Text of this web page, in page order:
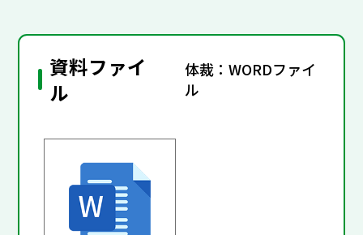
資料ファイ
ル
体裁：WORDファイ
ル